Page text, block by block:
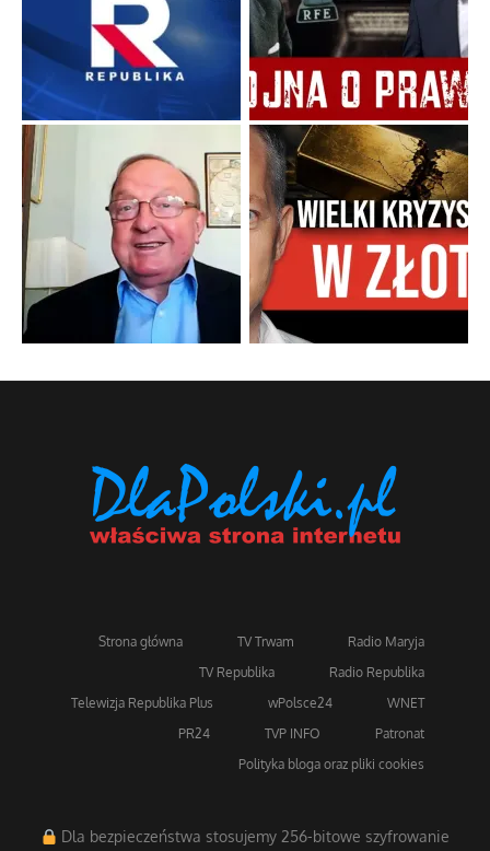
Strona główna TV Trwam
Radio Maryja
TV Republika
Radio Republika
Telewizja Republika Plus
wPolsce24
WNET
PR24
TVP INFO
Patronat
Polityka bloga oraz pliki cookies
Dla bezpieczeństwa stosujemy 256-bitowe szyfrowanie